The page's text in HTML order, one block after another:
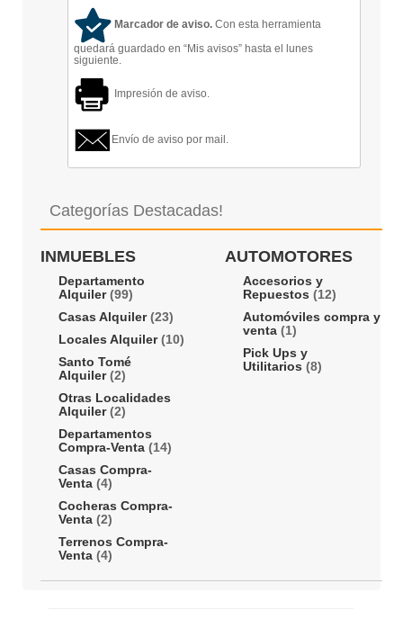
Marcador de aviso. Con esta herramienta
quedará guardado en “Mis avisos” hasta el lunes
siguiente.
Impresión de aviso.
Envío de aviso por mail.
Categorías Destacadas!
INMUEBLES
Departamento
Alquiler(99)
Casas Alquiler(23)
Locales Alquiler(10)
Santo Tomé
Alquiler(2)
Otras Localidades
Alquiler(2)
Departamentos
Compra-Venta (14)
Casas Compra-
Venta (4)
Cocheras Compra-
Venta (2)
Terrenos Compra-
Venta (4)
AUTOMOTORES
Accesorios y
Repuestos (12)
Automóviles compra y
venta (1)
Pick Ups y
Utilitarios (8)